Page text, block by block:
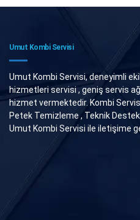
Umut Kombi Servisi
Umut Kombi Servisi, deneyimli
hizmetleri servisi , geniş servis
hizmet vermektedir. Kombi
Petek Temizleme , Teknik
Umut Kombi Servisi ile iletişime